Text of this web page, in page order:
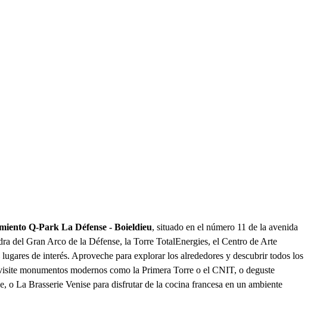
Q-Park La Défense - Boieldieu, situado en el número 11 de la avenida
del Gran Arco de la Défense, la Torre TotalEnergies, el Centro de Arte
de interés. Aproveche para explorar los alrededores y descubrir todos los
monumentos modernos como la Primera Torre o el CNIT, o deguste
La Brasserie Venise para disfrutar de la cocina francesa en un ambiente